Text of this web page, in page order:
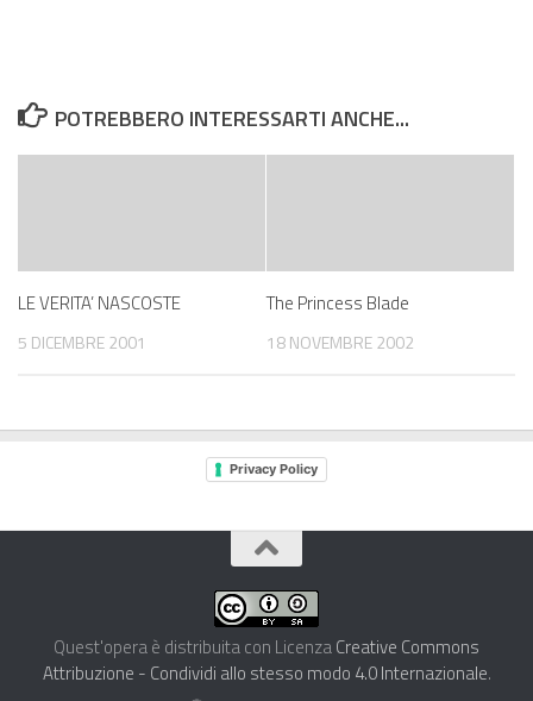
POTREBBERO INTERESSARTI ANCHE...
LE VERITA’ NASCOSTE
5 DICEMBRE 2001
The Princess Blade
18 NOVEMBRE 2002
Privacy Policy
Quest'opera è distribuita con LicenzaCreative Commons
Attribuzione - Condividi allo stesso modo 4.0 Internazionale.